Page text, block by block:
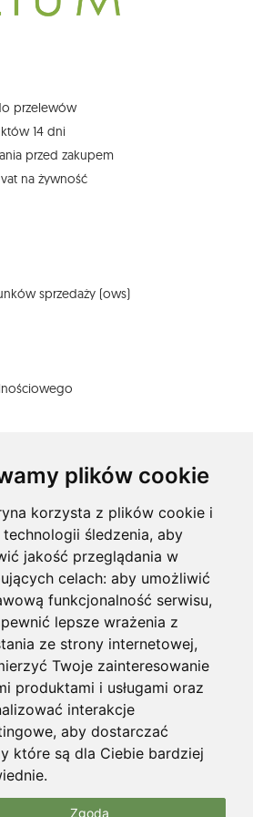
plików cookie
korzysta z plików cookie i
technologii śledzenia, aby
jakość przeglądania w
celach: aby umożliwić
funkcjonalność serwisu,
lepsze wrażenia z
ze strony internetowej,
Twoje zainteresowanie
produktami i usługami oraz
interakcje
, aby dostarczać
które są dla Ciebie bardziej
.
Zgoda
ograniczenia przetwarzania, wniesienia
swoich danych oraz prawo do
zgody przed jej cofnięciem. W tym celu
obsługi klienta Mouton Interactive pod
ODO
przelewów
14 dni
przed zakupem
na żywność
sprzedaży (ows)
olium.pl?
prawa zastrzeżone. Designed by
MOUTON interactive